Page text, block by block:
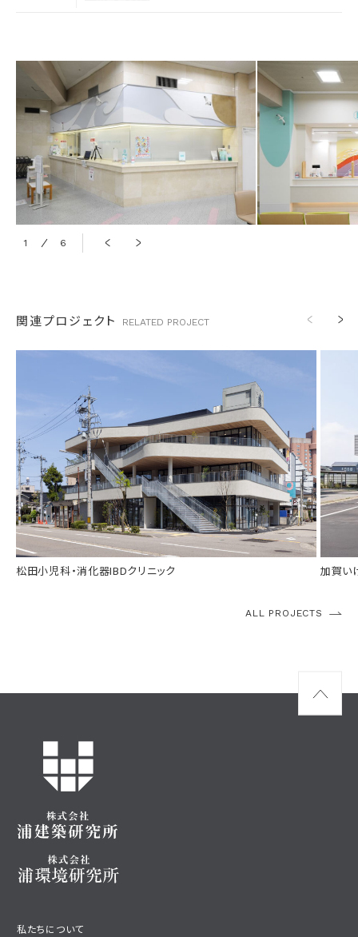
1
6
関連プロジェクト RELATED PROJECT
竣工 2025年 4月
分類 医療施設
所在 金沢市片町
規模
鉄骨造３階建て
受賞
第48回金沢都市美文化賞 第54回いしかわインテリアデザイン賞2026 石川県建築士事務所協会長賞
松田小児科・消化器IBDクリニック
竣工
分類
加賀い
ALL PROJECTS
私たちについて